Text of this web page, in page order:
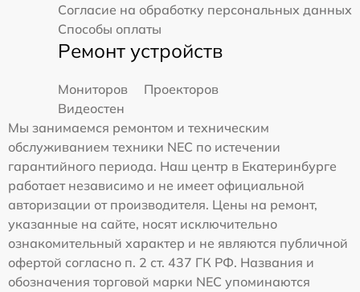
Согласие на обработку персональных данных
Способы оплаты
Ремонт устройств
Мониторов
Проекторов
Видеостен
Мы занимаемся ремонтом и техническим
обслуживанием техники NEC по истечении
гарантийного периода. Наш центр в Екатеринбурге
работает независимо и не имеет официальной
авторизации от производителя. Цены на ремонт,
указанные на сайте, носят исключительно
ознакомительный характер и не являются публичной
офертой согласно п. 2 ст. 437 ГК РФ. Названия и
обозначения торговой марки NEC упоминаются